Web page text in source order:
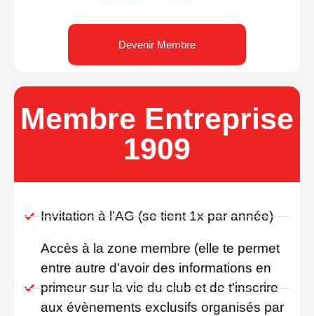
Devenir Membre
Membre Entreprise
1909
Invitation à l’AG (se tient 1x par année)
Accès à la zone membre (elle te permet
entre autre d'avoir des informations en
primeur sur la vie du club et de t'inscrire
aux évènements exclusifs organisés par